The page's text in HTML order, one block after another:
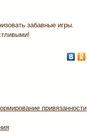
забавные игры.
привязанности